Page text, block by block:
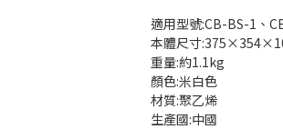
適用型號:CB-BS-1、
本體尺寸
重量:約1.1kg
顏色:米白色
材質:聚乙烯
生產國:中國